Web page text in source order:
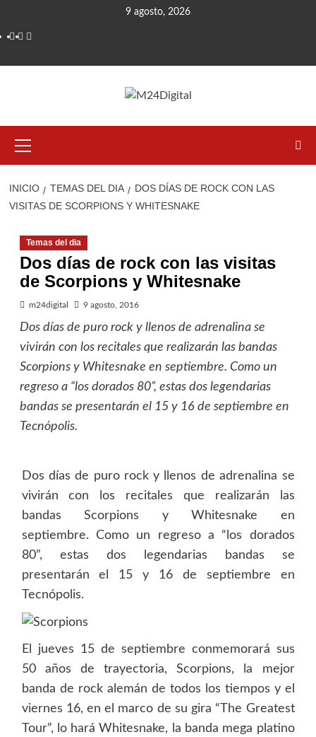
contenido
9 agosto, 2026
primario
INICIO TEMAS DEL DIA
DOS DÍAS DE ROCK CON LAS
VISITAS DE SCORPIONS Y WHITESNAKE
Temas del dia
Dos días de rock con las visitas
de Scorpions y Whitesnake
m24digital 9 agosto, 2016
Dos días de puro rock y llenos de adrenalina se
vivirán con los recitales que realizarán las bandas
Scorpions y Whitesnake en septiembre. Como un
regreso a “los dorados 80”, estas dos legendarias
bandas se presentarán el 15 y 16 de septiembre en
Tecnópolis.
Dos días de puro rock y llenos de adrenalina se
vivirán con los recitales que realizarán las
bandas Scorpions y Whitesnake en
septiembre. Como un regreso a “los dorados
80”, estas dos legendarias bandas se
presentarán el 15 y 16 de septiembre en
Tecnópolis.
El jueves 15 de septiembre conmemorará sus
50 años de trayectoria, Scorpions, la mejor
banda de rock alemán de todos los tiempos y el
viernes 16, en el marco de su gira “The Greatest
Tour”, lo hará Whitesnake, la banda mega platino